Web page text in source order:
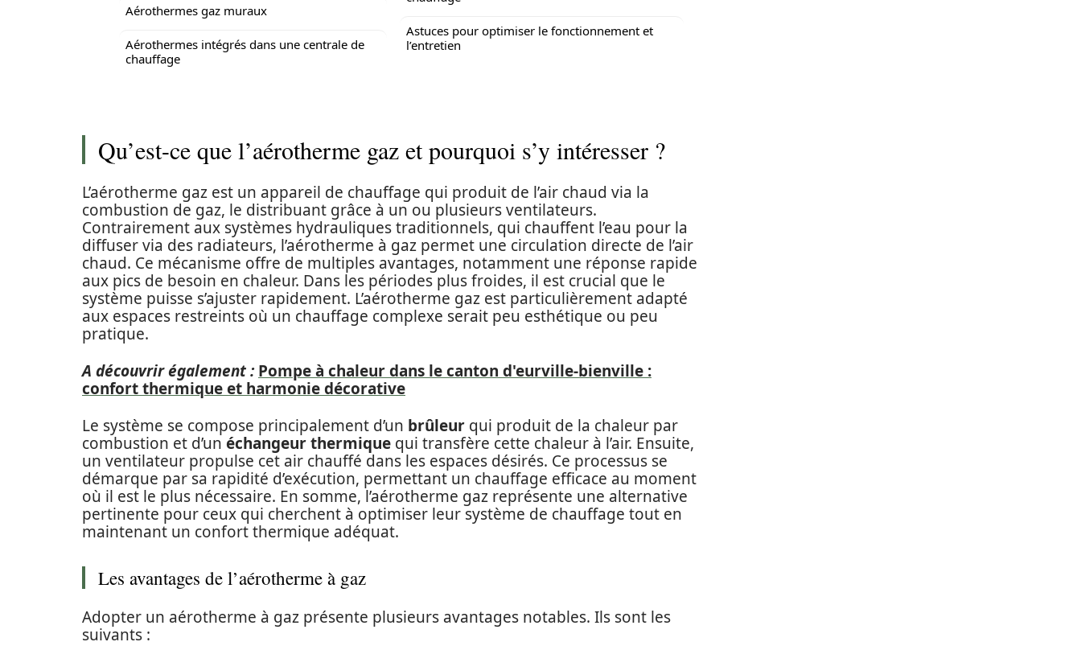
Aérothermes gaz muraux
Aérothermes intégrés dans une centrale de
chauffage
Astuces pour optimiser le fonctionnement et
l’entretien
Qu’est-ce que l’aérotherme gaz et pourquoi s’y intéresser ?
L’aérotherme gaz est un appareil de chauffage qui produit de l’air chaud via la
combustion de gaz, le distribuant grâce à un ou plusieurs ventilateurs.
Contrairement aux systèmes hydrauliques traditionnels, qui chauffent l’eau pour la
diffuser via des radiateurs, l’aérotherme à gaz permet une circulation directe de l’air
chaud. Ce mécanisme offre de multiples avantages, notamment une réponse rapide
aux pics de besoin en chaleur. Dans les périodes plus froides, il est crucial que le
système puisse s’ajuster rapidement. L’aérotherme gaz est particulièrement adapté
aux espaces restreints où un chauffage complexe serait peu esthétique ou peu
pratique.
A découvrir également : Pompe à chaleur dans le canton d'eurville-bienville :
confort thermique et harmonie décorative
Le système se compose principalement d’un brûleur qui produit de la chaleur par
combustion et d’un échangeur thermique qui transfère cette chaleur à l’air. Ensuite,
un ventilateur propulse cet air chauffé dans les espaces désirés. Ce processus se
démarque par sa rapidité d’exécution, permettant un chauffage efficace au moment
où il est le plus nécessaire. En somme, l’aérotherme gaz représente une alternative
pertinente pour ceux qui cherchent à optimiser leur système de chauffage tout en
maintenant un confort thermique adéquat.
Les avantages de l’aérotherme à gaz
Adopter un aérotherme à gaz présente plusieurs avantages notables. Ils sont les
suivants :